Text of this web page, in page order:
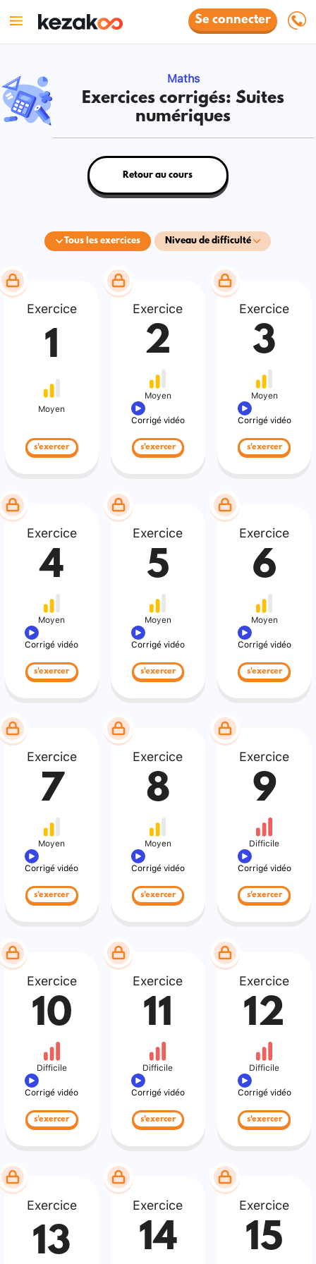
Se connecter
Maths
Exercices corrigés: Suites
numériques
Tous les exercices Niveau de difficulté
Retour au cours
Exercice
1
Moyen
s'exercer
Exercice
2
Moyen
Corrigé vidéo
s'exercer
Exercice
3
Moyen
Corrigé vidéo
s'exercer
Exercice
4
Moyen
Corrigé vidéo
s'exercer
Exercice
5
Moyen
Corrigé vidéo
s'exercer
Exercice
6
Moyen
Corrigé vidéo
s'exercer
Exercice
7
Moyen
Corrigé vidéo
s'exercer
Exercice
8
Moyen
Corrigé vidéo
s'exercer
Exercice
9
Difficile
Corrigé vidéo
s'exercer
Exercice
10
Difficile
Corrigé vidéo
s'exercer
Exercice
11
Difficile
Corrigé vidéo
s'exercer
Exercice
12
Difficile
Corrigé vidéo
s'exercer
Exercice
13
Exercice
14
Exercice
15